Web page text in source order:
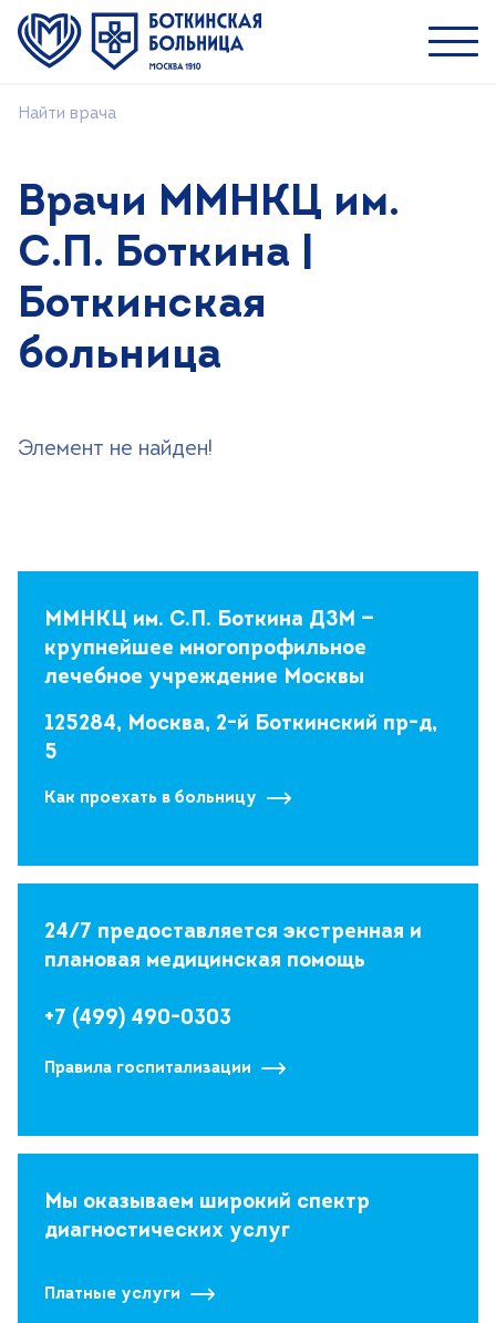
Пациентам
О ММНКЦ им. С.П. Боткина
Найти врача
Лечение
Пациентам и посетителям
+7 (499) 490-03-03
+7 (800) 600-31-41
8:00-20:00 будни
8:00-18:00 выходные
Записаться на прием
Найти врача
Врачи ММНКЦ им.
С.П. Боткина |
Боткинская
больница
Элемент не найден!
ММНКЦ им. С.П. Боткина ДЗМ —
крупнейшее многопрофильное
лечебное учреждение Москвы
125284, Москва, 2-й Боткинский пр-д,
5
Как проехать в больницу
24/7 предоставляется экстренная и
плановая медицинская помощь
+7 (499) 490-0303
Правила госпитализации
Мы оказываем широкий спектр
диагностических услуг
Платные услуги